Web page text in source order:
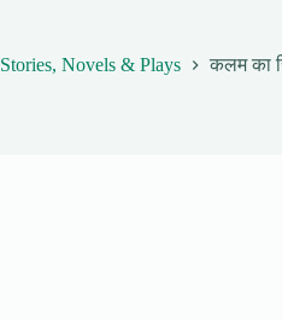
Stories, Novels & Plays कलम का